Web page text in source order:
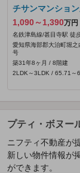
チサンマンショ
1,090～1,390万円
名鉄津島線/甚目寺駅 徒
愛知県海部郡大治町堀之
号
築31年8ヶ月 / 8階建
2LDK～3LDK / 65.71～
プティ・ボヌー
ニフティ不動産が
新しい物件情報が
ができます。